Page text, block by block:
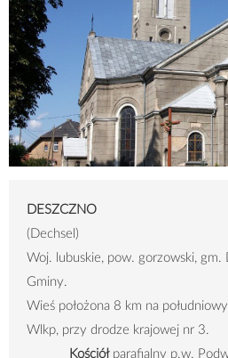
DESZCZNO
(Dechsel)
Woj. lubuskie, pow. gorzowski, gm.
Gminy.
Wieś położona 8 km na
Wlkp, przy drodze krajowej nr 3.
Kościółparafialny p.w.